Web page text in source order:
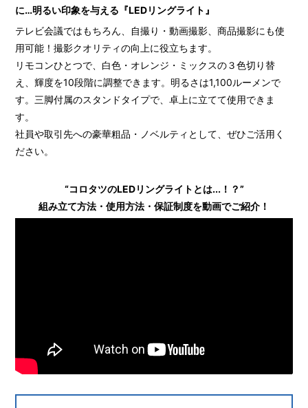
に…明るい印象を与える『LEDリングライト』
テレビ会議ではもちろん、自撮り・動画撮影、商品撮影にも使
用可能！撮影クオリティの向上に役立ちます。
リモコンひとつで、白色・オレンジ・ミックスの３色切り替
え、輝度を10段階に調整できます。明るさは1,100ルーメンで
す。三脚付属のスタンドタイプで、卓上に立てて使用できま
す。
社員や取引先への豪華粗品・ノベルティとして、ぜひご活用く
ださい。
“コロタツのLEDリングライトとは...！？”
組み立て方法・使用方法・保証制度を動画でご紹介！